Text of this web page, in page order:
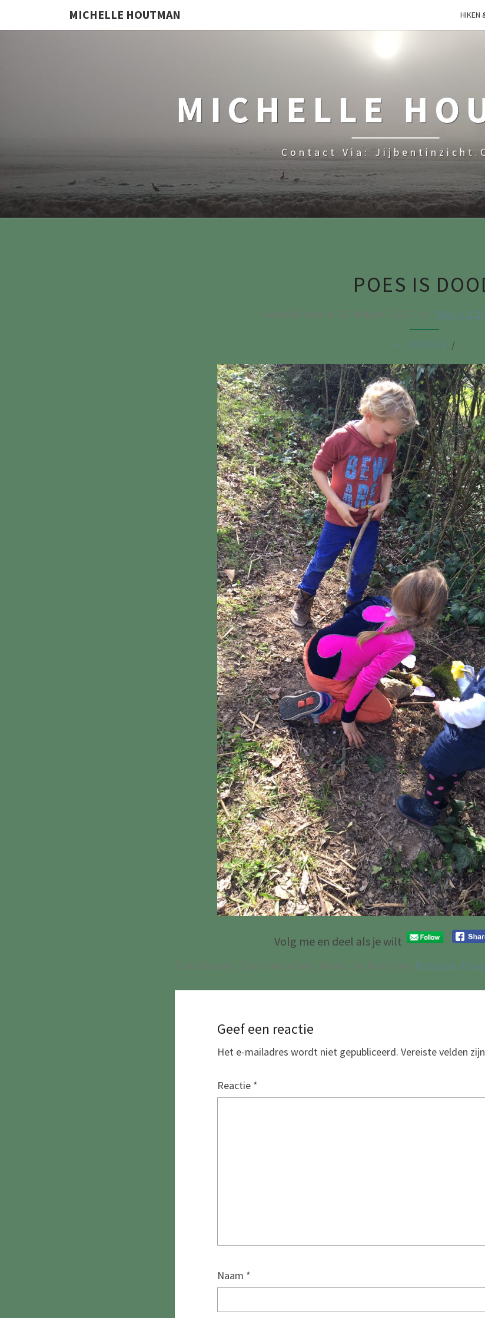
MICHELLE HOUTMAN HIKEN
MICHELLE
Contact Via:
POES IS
960 ×
← VORIGE /
Volg me en deel als je wilt
Reactie
Geef een reactie
Het e-mailadres wordt niet gepubliceerd. Vereiste velden
Reactie *
Naam *